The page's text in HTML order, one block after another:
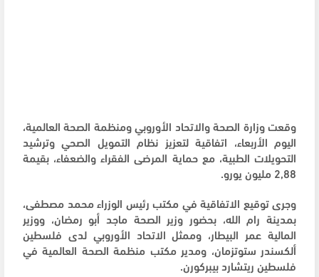
وقعت وزارة الصحة والاتحاد الأوروبي ومنظمة الصحة العالمية،
اليوم الأربعاء، اتفاقية لتعزيز نظام التمويل الصحي وترشيد
التحويلات الطبية، مع حماية المرضى الفقراء والضعفاء، بقيمة
2,88 مليون يورو.
وجرى توقيع الاتفاقية في مكتب رئيس الوزراء محمد مصطفى،
بمدينة رام الله، بحضور وزير الصحة ماجد أبو رمضان، ووزير
المالية عمر البيطار، وممثل الاتحاد الأوروبي لدى فلسطين
ألكسندر ستوتزمان، ومدير مكتب منظمة الصحة العالمية في
فلسطين ريتشارد بيبركورن.